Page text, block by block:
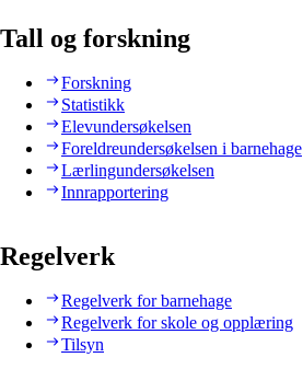
Tall og forskning
Forskning
Statistikk
Elevundersøkelsen
Foreldreundersøkelsen i barnehage
Lærlingundersøkelsen
Innrapportering
Regelverk
Regelverk for barnehage
Regelverk for skole og opplæring
Tilsyn